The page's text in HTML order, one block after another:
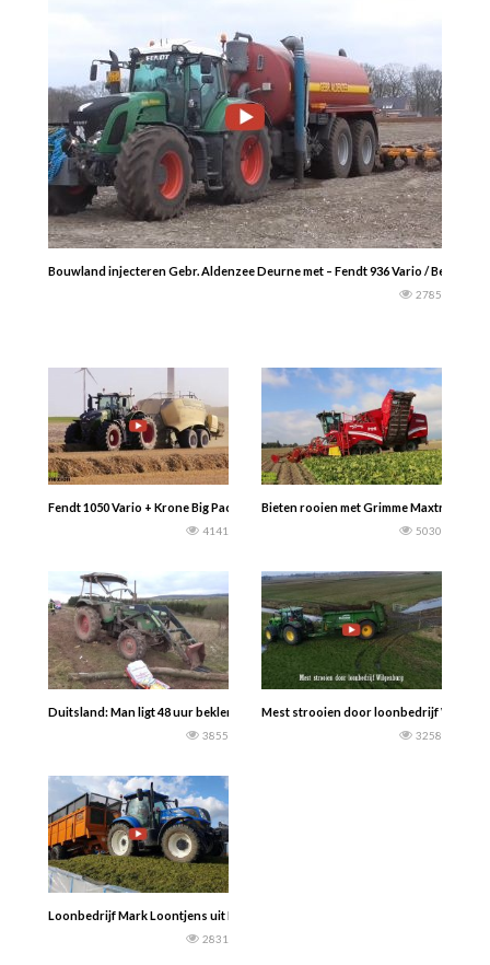
Bouwland injecteren Gebr. Aldenzee Deurne met – Fendt 936 Vario / Berkers
2785
Fendt 1050 Vario + Krone Big Pack 1290 HDP II Fendt 930 Vario + Fendt 1290
4141
Bieten rooien met Grimme Maxtron
5030
Duitsland: Man ligt 48 uur beklemt onder een trekker.
3855
Mest strooien door loonbedrijf
3258
Loonbedrijf Mark Loontjens uit Moorslede in het gras 2021 met een Claas
2831